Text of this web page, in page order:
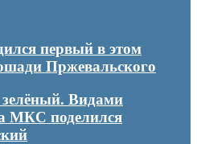
первый в этом
Пржевальского
Видами
МКС поделился